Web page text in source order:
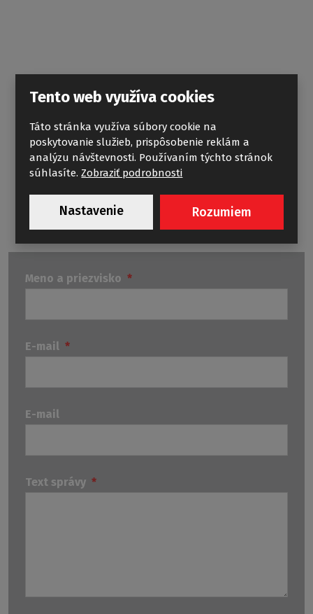
NOHY K VANIAM EXCLUSIVE
Meno a priezvisko *
E-mail *
E-mail
Text správy *
Tento web využíva cookies
Táto stránka využíva súbory cookie na
poskytovanie služieb, prispôsobenie reklám a
analýzu návštevnosti. Používaním týchto stránok
súhlasíte.Zobraziť podrobnosti
Nastavenie Rozumiem